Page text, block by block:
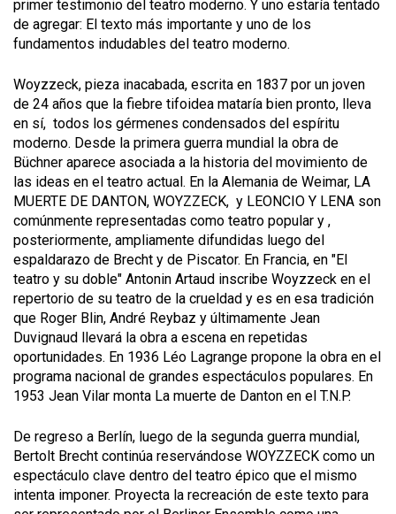
primer testimonio del teatro moderno. Y uno estaría tentado
de agregar: El texto más importante y uno de los
fundamentos indudables del teatro moderno.
Woyzzeck, pieza inacabada, escrita en 1837 por un joven
de 24 años que la fiebre tifoidea mataría bien pronto, lleva
en sí, todos los gérmenes condensados del espíritu
moderno. Desde la primera guerra mundial la obra de
Büchner aparece asociada a la historia del movimiento de
las ideas en el teatro actual. En la Alemania de Weimar, LA
MUERTE DE DANTON, WOYZZECK, y LEONCIO Y LENA son
comúnmente representadas como teatro popular y ,
posteriormente, ampliamente difundidas luego del
espaldarazo de Brecht y de Piscator. En Francia, en "El
teatro y su doble" Antonin Artaud inscribe Woyzzeck en el
repertorio de su teatro de la crueldad y es en esa tradición
que Roger Blin, André Reybaz y últimamente Jean
Duvignaud llevará la obra a escena en repetidas
oportunidades. En 1936 Léo Lagrange propone la obra en el
programa nacional de grandes espectáculos populares. En
1953 Jean Vilar monta La muerte de Danton en el T.N.P.
De regreso a Berlín, luego de la segunda guerra mundial,
Bertolt Brecht continúa reservándose WOYZZECK como un
espectáculo clave dentro del teatro épico que el mismo
intenta imponer. Proyecta la recreación de este texto para